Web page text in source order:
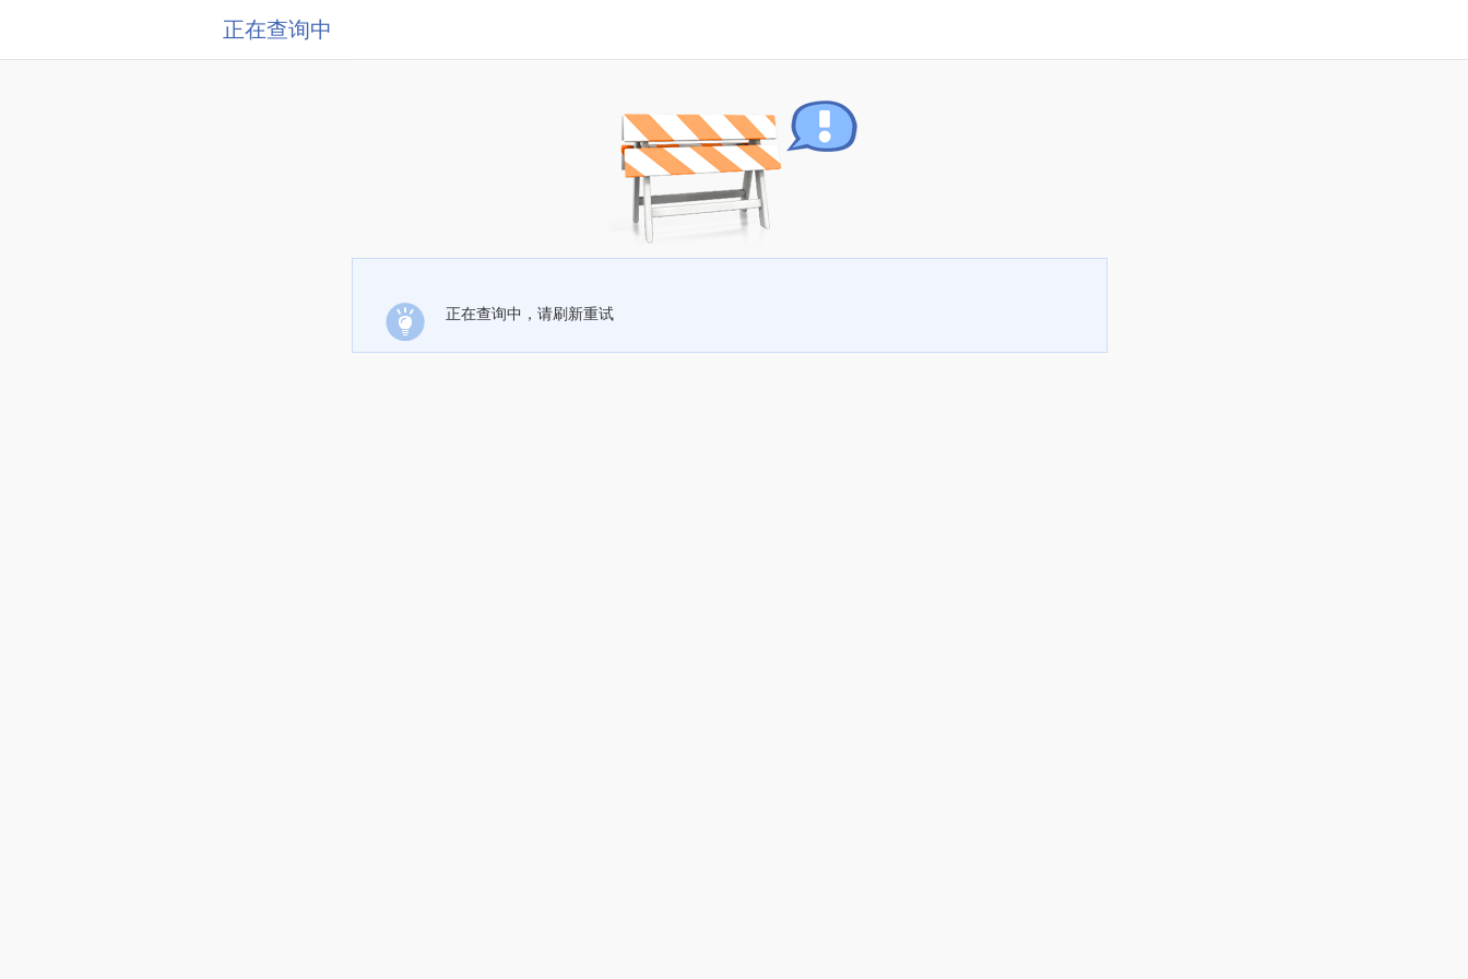
正在查询中
正在查询中，请刷新重试